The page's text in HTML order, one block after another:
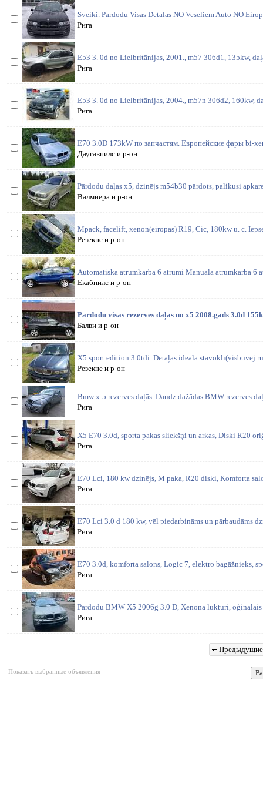
Sveiki. Pardodu Visas Detalas NO Veseliem Auto NO
Рига
E53 3. 0d no Lielbritānijas, 2001., m57 306d1, 135kw,
Рига
E53 3. 0d no Lielbritānijas, 2004., m57n 306d2, 160kw,
Рига
E70 3.0D 173kW по запчастям. Европейские фары bi-
Даугавпилс и р-он
Pārdodu daļas x5, dzinējs m54b30 pārdots, palikusi
Валмиера и р-он
Mpack, facelift, xenon(eiropas) R19, Cic, 180kw u. c.
Резекне и р-он
Automātiskā ātrumkārba 6 ātrumi Manuālā ātrumkārba 6
Екабпилс и р-он
Pārdodu visas rezerves daļas no x5 2008.gads 3.0d
Балви и р-он
X5 sport edition 3.0tdi. Detaļas ideālā stavoklī(visbūvej
Резекне и р-он
Bmw x-5 rezerves daļās. Daudz dažādas BMW rezerves
Рига
X5 E70 3.0d, sporta pakas sliekšņi un arkas, Diski R20
Рига
E70 Lci, 180 kw dzinējs, M paka, R20 diski, Komforta
Рига
E70 Lci 3.0 d 180 kw, vēl piedarbināms un pārbaudāms
Рига
E70 3.0d, komforta salons, Logic 7, elektro bagāžnieks,
Рига
Pardodu BMW X5 2006g 3.0 D, Xenona lukturi, oģinālais
Рига
Предыдущие
Показать выбранные объявления